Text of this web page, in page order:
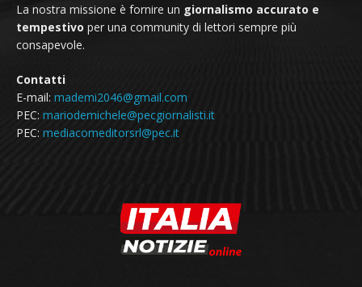
La nostra missione è fornire un giornalismo accurato e
tempestivo per una community di lettori sempre più
consapevole.
Contatti
E-mail: mademi2046@gmail.com
PEC: mariodemichele@pecgiornalisti.it
PEC: mediacomeditorsrl@pec.it